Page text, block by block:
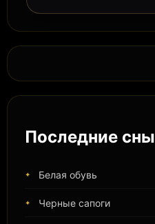
Последние сны
Белая обувь
Черные сапоги